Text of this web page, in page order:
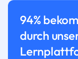
94%
durch